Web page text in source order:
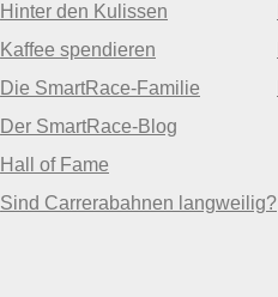
Hinter den Kulissen
Kaffee spendieren
Die SmartRace-Familie
Der SmartRace-Blog
Hall of Fame
Sind Carrerabahnen langweilig?